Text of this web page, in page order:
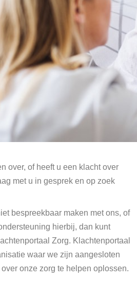
over, of heeft u een klacht over
met u in gesprek en op zoek
bespreekbaar maken met ons, of
hierbij, dan kunt
Zorg. Klachtenportaal
waar we zijn aangesloten
onze zorg te helpen oplossen.